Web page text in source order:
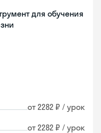
для обучения
от 2282 ₽ / урок
от 2282 ₽ / урок